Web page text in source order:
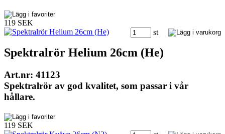
119 SEK
st
Spektralrör Helium 26cm (He)
Art.nr: 41123
Spektralrör av god kvalitet, som passar i vår
hållare.
119 SEK